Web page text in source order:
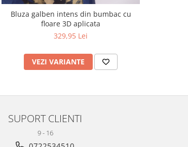
Bluza galben intens din bumbac cu
floare 3D aplicata
329,95 Lei
VEZI VARIANTE
SUPORT CLIENTI
9 - 16